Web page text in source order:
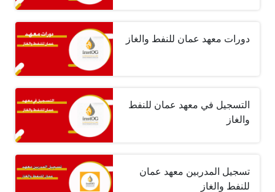
دورات معهد عمان للنفط والغاز
التسجيل في معهد عمان للنفط
والغاز
تسجيل المدربين معهد عمان
للنفط والغاز